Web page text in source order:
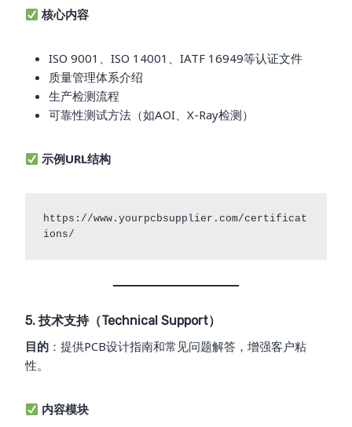
核心内容
ISO 9001、ISO 14001、IATF 16949等认证文件
质量管理体系介绍
生产检测流程
可靠性测试方法（如AOI、X-Ray检测）
示例URL结构
https://www.yourpcbsupplier.com/certificat
5. 技术支持（Technical Support）
目的 ：提供PCB设计指南和常见问题解答，增强客户粘
性。
内容模块